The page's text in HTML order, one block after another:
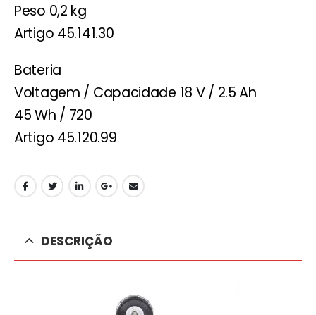
Peso 0,2 kg
Artigo 45.141.30
Bateria
Voltagem / Capacidade 18 V / 2.5 Ah
45 Wh / 720
Artigo 45.120.99
DESCRIÇÃO